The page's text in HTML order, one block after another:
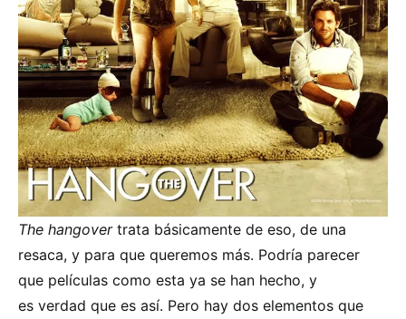
The hangovertrata básicamente de eso, de una
resaca, y para que queremos más. Podría parecer
que películas como esta ya se han hecho, y
es verdad que es así. Pero hay dos elementos que